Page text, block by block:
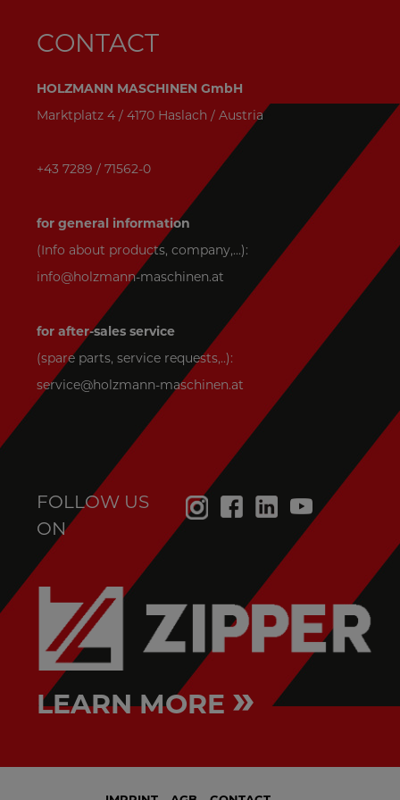
CONTACT
HOLZMANN MASCHINEN GmbH
Marktplatz 4 / 4170 Haslach / Austria
+43 7289 / 71562-0
for general information
(Info about products, company,...):
info@holzmann-maschinen.at
for after-sales service
(spare parts, service requests,..):
service@holzmann-maschinen.at
FOLLOW US
ON
LEARN MORE »